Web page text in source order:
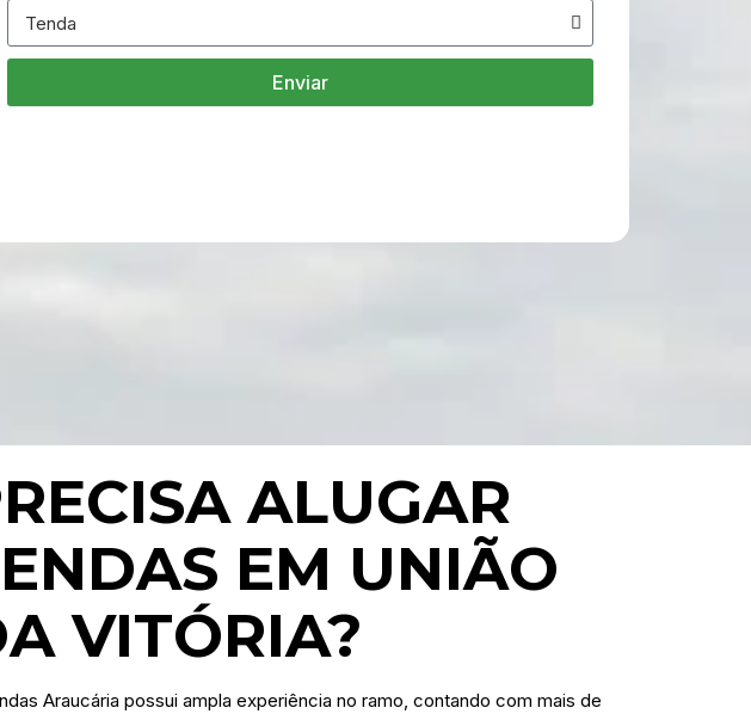
Enviar
ALUGAR
EM UNIÃO
VITÓRIA?
Araucária possui ampla experiência no ramo, contando com mais de